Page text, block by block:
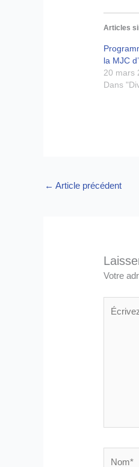
Articles
la MJC
20 mars
Dans
← Article précédent
Votre
ici…